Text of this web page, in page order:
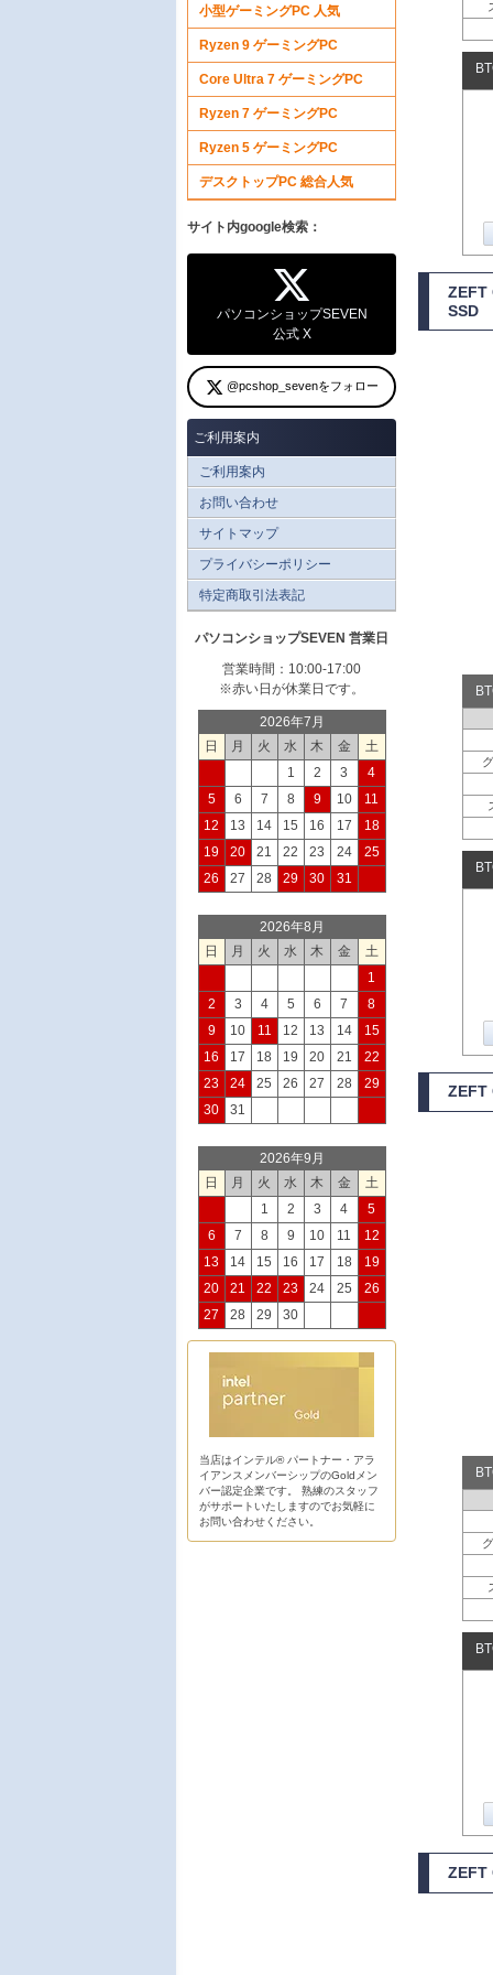
ZEFT
SSD
ZEFT
ZEFT
小型ゲーミングPC 人気
Ryzen 9 ゲーミングPC
Core Ultra 7 ゲーミングPC
Ryzen 7 ゲーミングPC
Ryzen 5 ゲーミングPC
デスクトップPC 総合人気
サイト内google検索：
パソコンショップSEVEN
公式 X
@pcshop_sevenをフォロー
ご利用案内
ご利用案内
お問い合わせ
サイトマップ
プライバシーポリシー
特定商取引法表記
パソコンショップSEVEN 営業日
営業時間：10:00-17:00
※赤い日が休業日です。
2026年7月
日
月 火 水 木 金
土
1
2 3
4
5
6 7 8 9 10
11
12
13 14 15 16 17
18
19
20 21 22 23 24
25
26
27 28 29 30 31
2026年8月
日
月 火 水 木 金
土
1
2
3 4 5 6 7
8
9
10 11 12 13 14
15
16
17 18 19 20 21
22
23
24 25 26 27 28
29
30
31
2026年9月
日
月 火 水 木 金
土
1
2 3 4
5
6
7 8 9 10 11
12
13
14 15 16 17 18
19
20
21 22 23 24 25
26
27
28 29 30
当店はインテル® パートナー・アラ
イアンスメンバーシップのGoldメン
バー認定企業です。 熟練のスタッフ
がサポートいたしますのでお気軽に
お問い合わせください。